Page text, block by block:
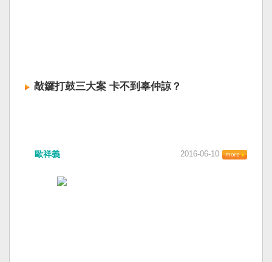
敲鑼打鼓三大案 卡不到辜仲諒？
歐祥義 2016-06-10